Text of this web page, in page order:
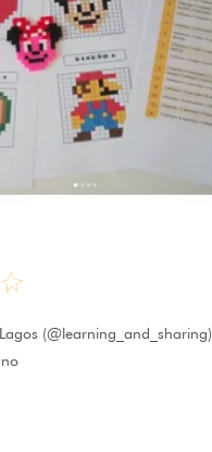
(@learning_and_sharing)